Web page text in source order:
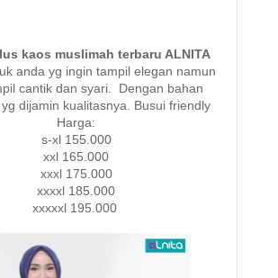
kaos muslimah terbaru ALNITA
anda yg ingin tampil elegan namun
cantik dan syari. Dengan bahan
dijamin kualitasnya. Busui friendly
Harga:
s-xl 155.000
xxl 165.000
xxxl 175.000
xxxxl 185.000
xxxxxl 195.000